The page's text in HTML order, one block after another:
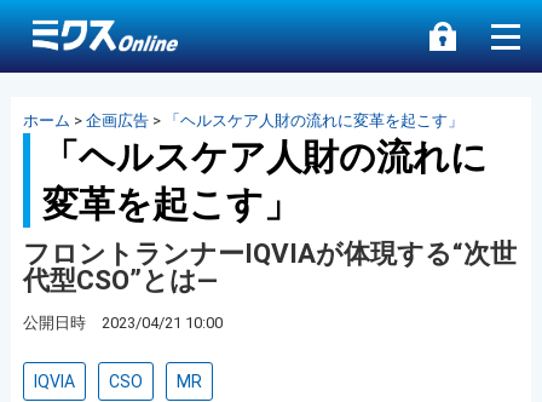
ホーム > 企画広告> 「ヘルスケア人財の流れに変革を起こす」
「ヘルスケア人財の流れに
変革を起こす」
フロントランナーIQVIAが体現する“次世
代型CSO”とは―
公開日時 2023/04/21 10:00
IQVIA CSO MR